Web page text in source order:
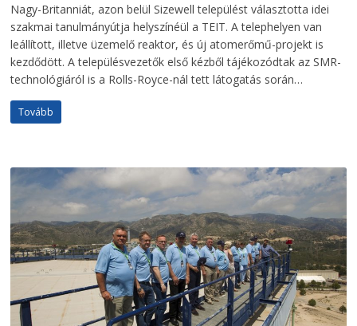
Nagy-Britanniát, azon belül Sizewell települést választotta idei
szakmai tanulmányútja helyszínéül a TEIT. A telephelyen van
leállított, illetve üzemelő reaktor, és új atomerőmű-projekt is
kezdődött. A településvezetők első kézből tájékozódtak az SMR-
technológiá­ról is a Rolls-Royce-nál tett látogatás során…
Tovább